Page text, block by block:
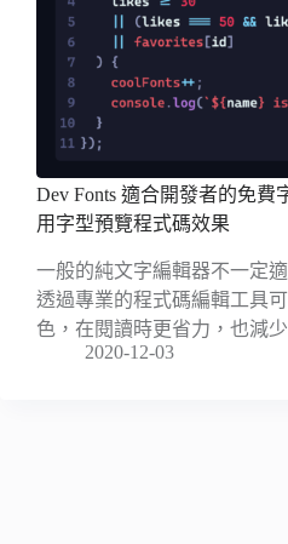
Dev Fonts 適合開發者的免費
用字型預覽程式碼效果
一般的純文字編輯器不一定
透過專業的程式碼編輯工具
色，在閱讀時更省力，也減
2020-12-03